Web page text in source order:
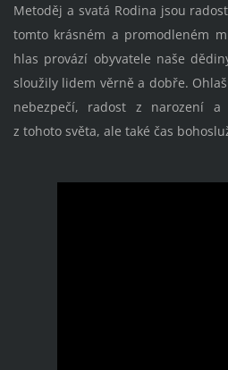
Metoděj a svatá Rodina jsou
tomto krásném a promodleném
hlas provází obyvatele naše
sloužily lidem věrně a dobře.
nebezpečí, radost z narození a
z tohoto světa, ale také čas